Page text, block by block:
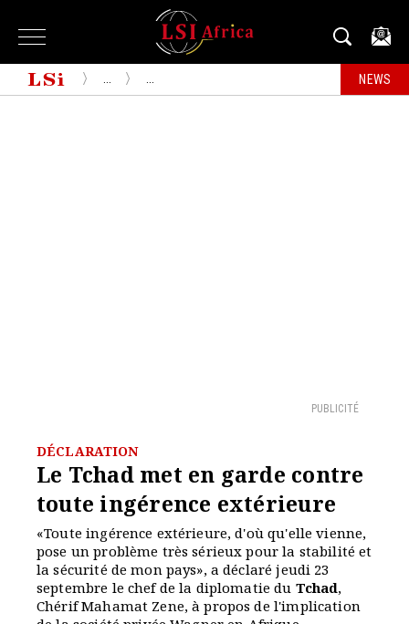
NEWS
PUBLICITÉ
DÉCLARATION
Le Tchad met en garde contre
toute ingérence extérieure
«Toute ingérence extérieure, d'où qu'elle vienne,
pose un problème très sérieux pour la stabilité et
la sécurité de mon pays», a déclaré jeudi 23
septembre le chef de la diplomatie du Tchad,
Chérif Mahamat Zene, à propos de l'implication